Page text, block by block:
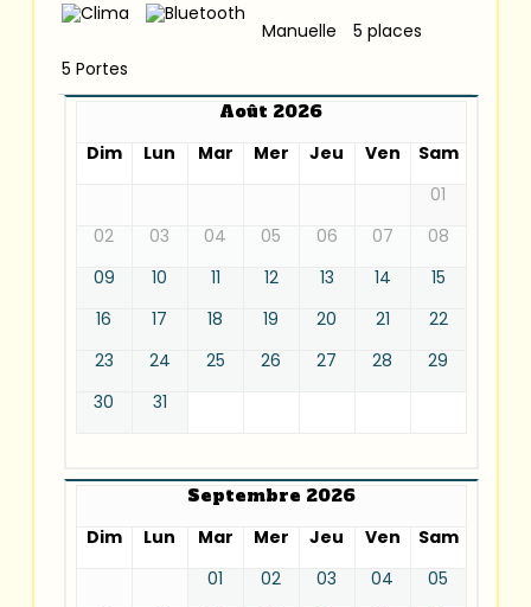
Manuelle
5 places
5 Portes
Août 2026
Dim
Lun Mar Mer Jeu Ven
Sam
01
02
03 04 05 06 07
08
09
10 11 12 13 14
15
16
17 18 19 20 21
22
23
24 25 26 27 28
29
30
31
Septembre 2026
Dim
Lun Mar Mer Jeu Ven
Sam
01
02 03 04
05